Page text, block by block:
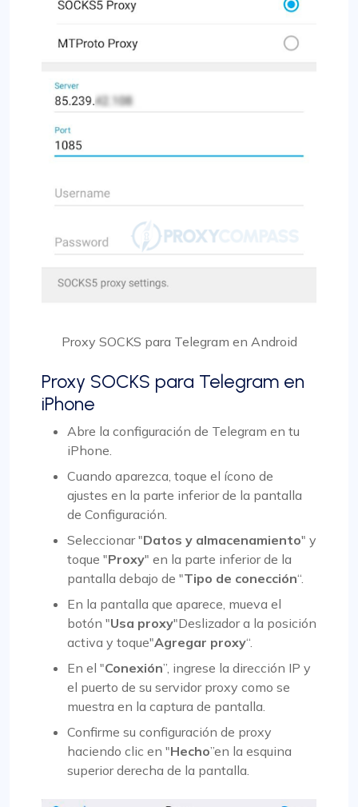
Proxy SOCKS para Telegram en Android
Proxy SOCKS para Telegram en
iPhone
Abre la configuración de Telegram en tu
iPhone.
Cuando aparezca, toque el ícono de
ajustes en la parte inferior de la pantalla
de Configuración.
Seleccionar "Datos y almacenamiento" y
toque "Proxy" en la parte inferior de la
pantalla debajo de "Tipo de conección“.
En la pantalla que aparece, mueva el
botón "Usa proxy"Deslizador a la posición
activa y toque"Agregar proxy“.
En el "Conexión”, ingrese la dirección IP y
el puerto de su servidor proxy como se
muestra en la captura de pantalla.
Confirme su configuración de proxy
haciendo clic en "Hecho”en la esquina
superior derecha de la pantalla.